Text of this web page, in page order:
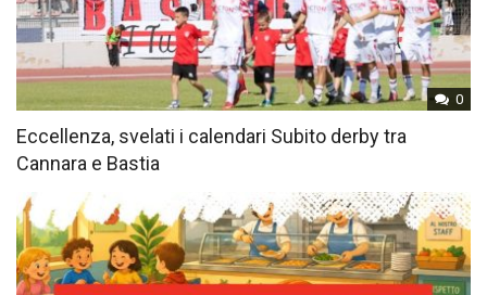
0
Eccellenza, svelati i calendari Subito derby tra
Cannara e Bastia